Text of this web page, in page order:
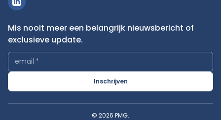
Mis nooit meer een belangrijk nieuwsbericht of
exclusieve update.
email *
Inschrijven
© 2026 PMG.